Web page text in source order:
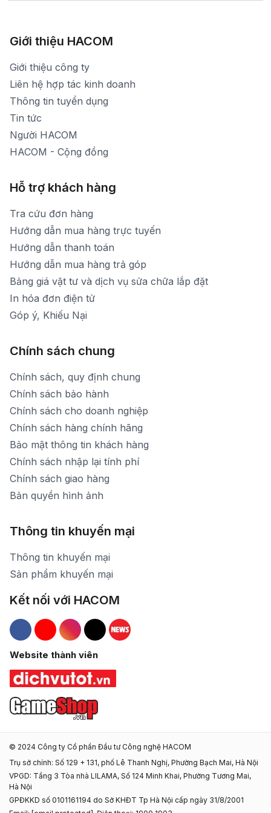
Xem bản đồ đường đi
Thời gian mở cửa: Từ 8h30-19h hàng ngày
Xem bản đồ đường đi
1900 1903 (máy lẻ 159) -(028)73000322
1900 1903 (máy lẻ 160)
[email protected]
Thời gian mở cửa: Từ 8h30-20h hàng ngày
Giới thiệu HACOM
Giới thiệu công ty
Liên hệ hợp tác kinh doanh
Thông tin tuyển dụng
Tin tức
Người HACOM
HACOM - Cộng đồng
Hỗ trợ khách hàng
Tra cứu đơn hàng
Hướng dẫn mua hàng trực tuyến
Hướng dẫn thanh toán
Hướng dẫn mua hàng trả góp
Bảng giá vật tư và dịch vụ sửa chữa lắp đặt
In hóa đơn điện tử
Góp ý, Khiếu Nại
Chính sách chung
Chính sách, quy định chung
Chính sách bảo hành
Chính sách cho doanh nghiệp
Chính sách hàng chính hãng
Bảo mật thông tin khách hàng
Chính sách nhập lại tính phí
Chính sách giao hàng
Bản quyền hình ảnh
Thông tin khuyến mại
Thông tin khuyến mại
Sản phẩm khuyến mại
Kết nối với HACOM
Hacom Facebook
Hacom YouTube
Hacom Instagram
Hacom TikTok
Website thành viên
© 2024 Công ty Cổ phần Đầu tư Công nghệ HACOM
Trụ sở chính: Số 129 + 131, phố Lê Thanh Nghị, Phường Bạch Mai, Hà Nội
VPGD: Tầng 3 Tòa nhà LILAMA, Số 124 Minh Khai, Phường Tương Mai,
Hà Nội
GPĐKKD số 0101161194 do Sở KHĐT Tp Hà Nội cấp ngày 31/8/2001